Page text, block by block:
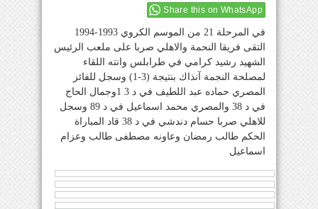
Share this on WhatsApp
في المرحلة 21 من الموسم الكروي 1993-1994
التقى فريقا النحمة والاهلي صربا على ملعب الرئيس
الشهيد رشيد كرامي في طرابلس وانته اللقاء
لمصلحة النجمة آنذاك بنتيجة (3-1) وسجل للفائز
المصري حماده عبد اللطيف في د 3 1وجمال الحاج
في د 38 والمصري محمد اسماعيل في د 89 وسجل
للاهلي صربا حسام دندشي في د 38 قاد المباراة
الحكم طالب رمضان وعاونه مصطفى طالب وعزام
اسماعيل